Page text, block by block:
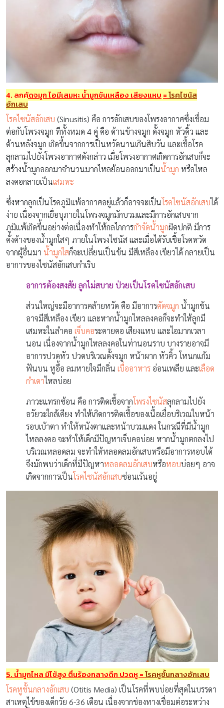
4. ลูกคัดจมูก ไอมีเสมหะ น้ำมูกข้นเหลือง เสียงแหบ =โรคไซนัส
อักเสบ
โรคไซนัสอักเสบ (Sinusitis) คือ การอักเสบของโพรงอากาศซึ่งเชื่อม
ต่อกับโพรงจมูก ทีทั้งหมด 4 คู่ คือ ด้านข้างจมูก ดั้งจมูก หัวคิ้ว และ
ด้านหลังจมูก เกิดขึ้นจากการเป็นหวัดนานเกินสิบวัน และเชื้อโรค
ลุกลามไปยังโพรงอากาศดังกล่าว เมื่อโพรงอากาศเกิดการอักเสบก็จะ
สร้างน้ำมูกออกมาจำนวนมากไหลย้อนออกมาเป็นน้ำมูก หรือไหล
ลงคอกลายเป็นเสมหะ
ซึ่งหากลูกเป็นโรคภูมิแพ้อากาศอยู่แล้วก็อาจจะเป็นโรคไซนัสอักเสบได้
ง่าย เนื่องจากเยื่อบุภายในโพรงจมูกมักบวมและมีการอักเสบจาก
ภูมิแพ้เกิดขึ้นอย่างต่อเนื่องทำให้กลไกการกำจัดน้ำมูกผิดปกติ มีการ
คั่งค้างของน้ำมูกใสๆ ภายในโพรงไซนัส และเมื่อได้รับเชื้อโรคหวัด
จากผู้อื่นมา น้ำมูกใสก็จะเปลี่ยนเป็นข้น มีสีเหลือง เขียวได้ กลายเป็น
อาการของไซนัสอักเสบกำเริบ
อาการต้องสงสัย ลูกไม่สบาย ป่วยเป็นโรคไซนัสอักเสบ
ส่วนใหญ่จะมีอาการคล้ายหวัด คือ มีอาการคัดจมูก น้ำมูกข้น
อาจมีสีเหลือง เขียว และหากน้ำมูกไหลลงคอก็จะทำให้ลูกมี
เสมหะในลำคอ เจ็บคอระคายคอ เสียงแหบ และไอมากเวลา
นอน เนื่องจากน้ำมูกไหลลงคอในท่านอนราบ บางรายอาจมี
อาการปวดหัว ปวดบริเวณดั้งจมูก หน้าผาก หัวคิ้ว โหนกแก้ม
ฟันบน หูอื้อ ลมหายใจมีกลิ่น เบื่ออาหาร อ่อนเพลีย และเลือด
กำเดาไหลบ่อย
ภาวะแทรกซ้อน คือ การติดเชื้อจากโพรงไซนัสลุกลามไปยัง
อวัยวะใกล้เคียง ทำให้เกิดการติดเชื้อของเนื้อเยื่อบริเวณใบหน้า
รอบเบ้าตา ทำให้หนังตาและหน้าบวมแดง ในกรณีที่มีน้ำมูก
ไหลลงคอ จะทำให้เด็กมีปัญหาเจ็บคอบ่อย หากน้ำมูกตกลงไป
บริเวณหลอดลม จะทำให้หลอดลมอักเสบหรือมีอาการหอบได้
จึงมักพบว่าเด็กที่มีปัญหาหลอดลมอักเสบหรือหอบบ่อยๆ อาจ
เกิดจากการเป็นโรคไซนัสอักเสบซ่อนเร้นอยู่
5. น้ำมูกไหล มีไข้สูง ตื่นร้องกลางดึก ปวดหู =โรคหูชั้นกลางอักเสบ
โรคหูชั้นกลางอักเสบ (Otitis Media) เป็นโรคที่พบบ่อยที่สุดในบรรดา
สาเหตุไข้ของเด็กวัย 6-36 เดือน เนื่องจากช่องทางเชื่อมต่อระหว่าง